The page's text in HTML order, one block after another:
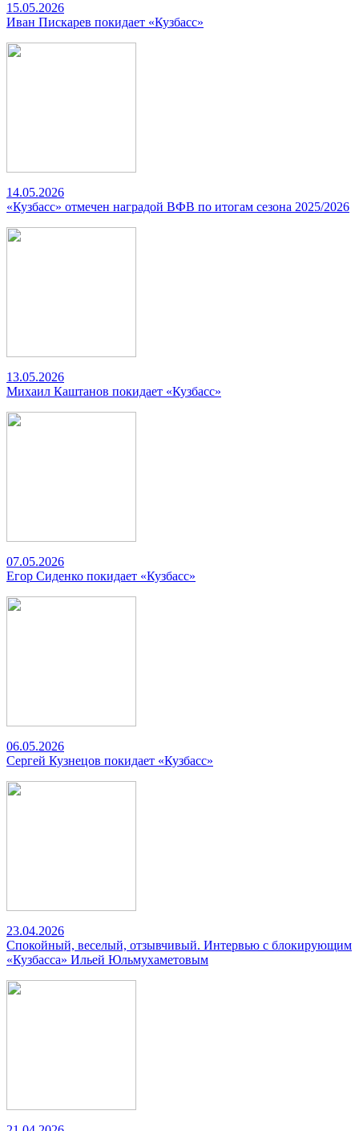
15.05.2026
Иван Пискарев покидает «Кузбасс»
14.05.2026
«Кузбасс» отмечен наградой ВФВ по итогам сезона 2025/2026
13.05.2026
Михаил Каштанов покидает «Кузбасс»
07.05.2026
Егор Сиденко покидает «Кузбасс»
06.05.2026
Сергей Кузнецов покидает «Кузбасс»
23.04.2026
Спокойный, веселый, отзывчивый. Интервью с блокирующим
«Кузбасса» Ильей Юльмухаметовым